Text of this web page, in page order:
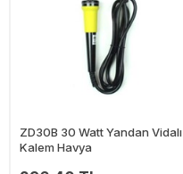
ZD30B 30 Watt Yandan Vidalı
Kalem Havya